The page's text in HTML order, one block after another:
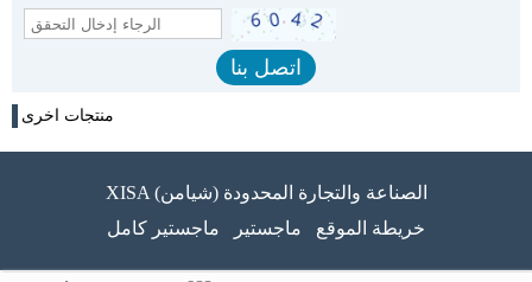
منتجات اخرى
XISA (شيامن) الصناعة والتجارة المحدودة
خريطة الموقع
ماجستير ماجستير كامل